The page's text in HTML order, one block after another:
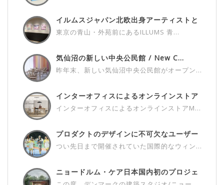
イルムスジャパン北欧出身アーティストと
の...
東京の青山・外苑前にあるILLUMS 青...
気仙沼の新しい中央公民館 / New C...
昨年末、新しい気仙沼中央公民館がオープン...
インターオフィスによるオンラインストア
インターオフィスによるオンラインストアM...
プロダクトのデザインに不可欠なユーザー
つい先日まで開催されていた国際的なウィン...
ニョードルム・ケア日本国内初のプロジェ